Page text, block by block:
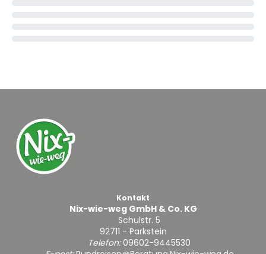
Kontakt
Nix-wie-weg GmbH & Co. KG
Schulstr. 5
92711 - Parkstein
Telefon:09602-9445530